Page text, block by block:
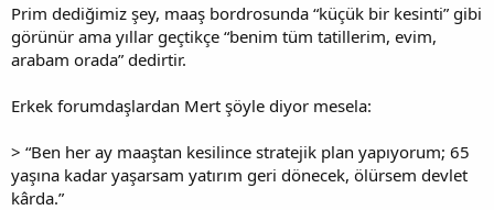
Prim dediğimiz şey, maaş bordrosunda “küçük bir kesinti” gibi
görünür ama yıllar geçtikçe “benim tüm tatillerim, evim,
arabam orada” dedirtir.
Erkek forumdaşlardan Mert şöyle diyor mesela:
> “Ben her ay maaştan kesilince stratejik plan yapıyorum; 65
yaşına kadar yaşarsam yatırım geri dönecek, ölürsem devlet
kârda.”